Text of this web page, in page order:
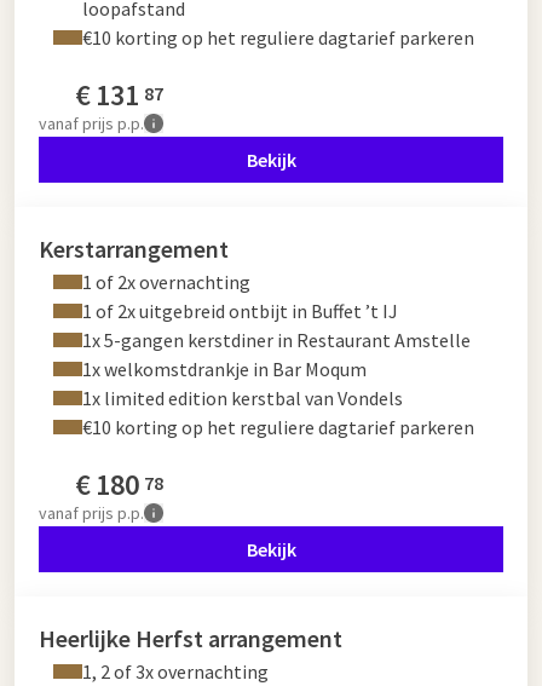
loopafstand
€10 korting op het reguliere dagtarief parkeren
€131 87
vanafprijs p.p.
Bekijk
Kerstarrangement
1 of 2x overnachting
1 of 2x uitgebreid ontbijt in Buffet ’t IJ
1x 5-gangen kerstdiner in Restaurant Amstelle
1x welkomstdrankje in Bar Moqum
1x limited edition kerstbal van Vondels
€10 korting op het reguliere dagtarief parkeren
€180 78
vanafprijs p.p.
Bekijk
Heerlijke Herfst arrangement
1, 2 of 3x overnachting